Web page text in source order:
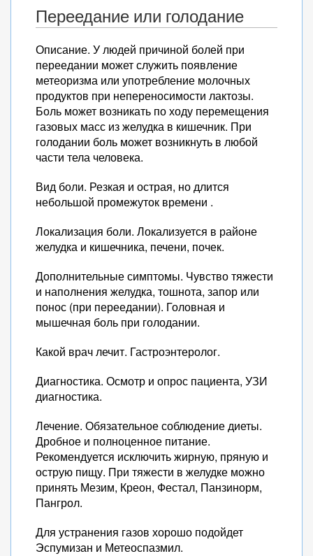
Переедание или голодание
Описание. У людей причиной болей при
переедании может служить появление
метеоризма или употребление молочных
продуктов при непереносимости лактозы.
Боль может возникать по ходу перемещения
газовых масс из желудка в кишечник. При
голодании боль может возникнуть в любой
части тела человека.
Вид боли. Резкая и острая, но длится
небольшой промежуток времени .
Локализация боли. Локализуется в районе
желудка и кишечника, печени, почек.
Дополнительные симптомы. Чувство тяжести
и наполнения желудка, тошнота, запор или
понос (при переедании). Головная и
мышечная боль при голодании.
Какой врач лечит. Гастроэнтеролог.
Диагностика. Осмотр и опрос пациента, УЗИ
диагностика.
Лечение. Обязательное соблюдение диеты.
Дробное и полноценное питание.
Рекомендуется исключить жирную, пряную и
острую пищу. При тяжести в желудке можно
принять Мезим, Креон, Фестал, Панзинорм,
Пангрол.
Для устранения газов хорошо подойдет
Эспумизан и Метеоспазмил.